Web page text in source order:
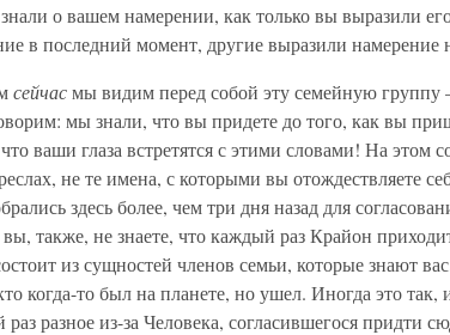
о вашем намерении, как только вы выразили
в последний момент, другие выразили намерение
сейчасмы видим перед собой эту семейную
мы знали, что вы придете до того, как вы
ваши глаза встретятся с этими словами! На этом
не те имена, с которыми вы отождествляете
здесь более, чем три дня назад для
также, не знаете, что каждый раз Крайон
из сущностей членов семьи, которые знают
когда-то был на планете, но ушел. Иногда это так,
разное из-за Человека, согласившегося придти